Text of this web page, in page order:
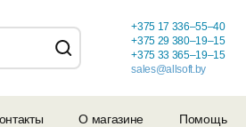
+375 17 336–55–40
+375 29 380–19–15
+375 33 365–19–15
sales@allsoft.by
О магазине Помощь